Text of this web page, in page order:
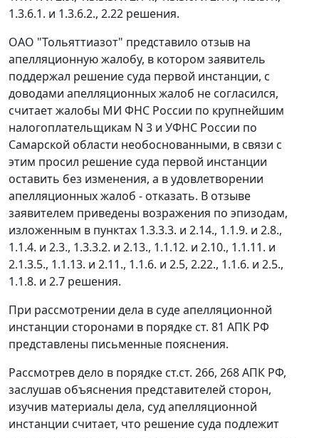
1.3.6.1. и 1.3.6.2., 2.22 решения.
ОАО "Тольяттиазот" представило отзыв на
апелляционную жалобу, в котором заявитель
поддержал решение суда первой инстанции, с
доводами апелляционных жалоб не согласился,
считает жалобы МИ ФНС России по крупнейшим
налогоплательщикам N 3 и УФНС России по
Самарской области необоснованными, в связи с
этим просил решение суда первой инстанции
оставить без изменения, а в удовлетворении
апелляционных жалоб - отказать. В отзыве
заявителем приведены возражения по эпизодам,
изложенным в пунктах 1.3.3.3. и 2.14., 1.1.9. и 2.8.,
1.1.4. и 2.3., 1.3.3.2. и 2.13., 1.1.12. и 2.10., 1.1.11. и
2.1.3.5., 1.1.13. и 2.11., 1.1.6. и 2.5, 2.22., 1.1.6. и 2.5.,
1.1.8. и 2.7 решения.
При рассмотрении дела в суде апелляционной
инстанции сторонами в порядке ст. 81 АПК РФ
представлены письменные пояснения.
Рассмотрев дело в порядке ст.ст. 266, 268АПК РФ,
заслушав объяснения представителей сторон,
изучив материалы дела, суд апелляционной
инстанции считает, что решение суда подлежит